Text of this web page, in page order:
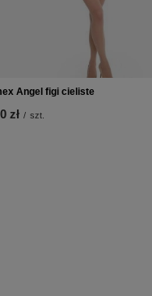
Angel figi cieliste
zł / szt.